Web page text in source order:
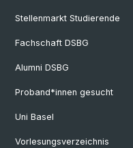
Stellenmarkt Studierende
Fachschaft DSBG
Alumni DSBG
Proband*innen gesucht
Uni Basel
Vorlesungsverzeichnis